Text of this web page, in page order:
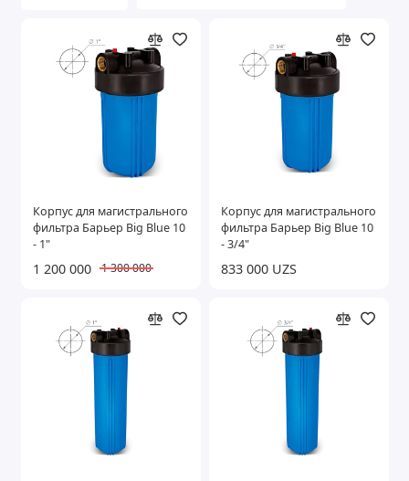
Корпус для магистрального
фильтра Барьер Big Blue 10
- 1"
1 200 000 1 300 000
Корпус для магистрального
фильтра Барьер Big Blue 10
- 3/4"
833 000 UZS